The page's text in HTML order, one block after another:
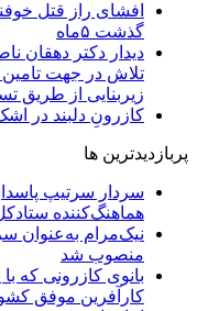
گذشت ۵ماه
دیدار دکتر دهقان
تلاش در جهت
زیربنایی از طریق
کازرونِ دلبند در
پربازدیدترین ها
سردار سرتیپ
هماهنگ‌کننده
نیک‌مرام به‌عنوان
منصوب شد
بانوی کازرونی که
کارآفرین موفق